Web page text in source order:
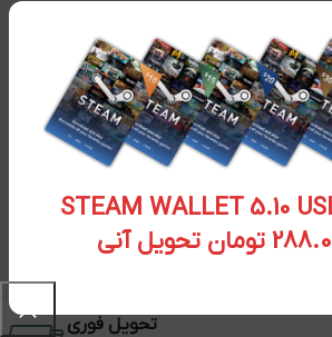
STEAM WALLET 5.10
تحویل فوری